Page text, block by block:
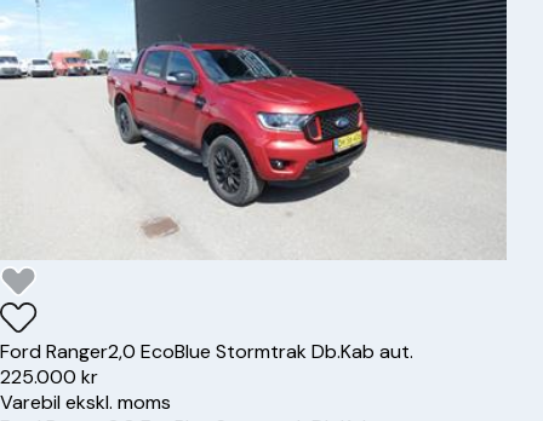
FordRanger2,0 EcoBlue Stormtrak Db.Kab aut.
225.000 kr
Varebil ekskl. moms